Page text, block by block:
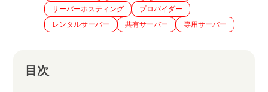
サーバーホスティング
プロバイダー
レンタルサーバー
共有サーバー 専用サーバー
目次